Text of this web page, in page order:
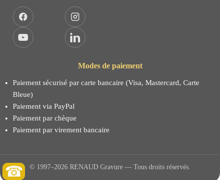
☎
Facebook Instagram
YouTube LinkedIn
Modes de paiement
Paiement sécurisé par carte bancaire (Visa, Mastercard, Carte
Bleue)
Paiement via PayPal
Paiement par chèque
Paiement par virement bancaire
© 1997–2026 RENAUD Gravure — Tous droits réservés.